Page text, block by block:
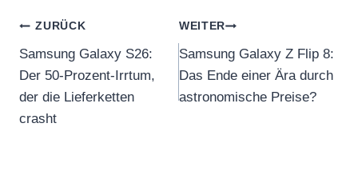
Beitragsnavigation
ZURÜCK
Samsung Galaxy S26:
Der 50-Prozent-Irrtum,
der die Lieferketten
crasht
WEITER
Samsung Galaxy Z Flip 8:
Das Ende einer Ära durch
astronomische Preise?